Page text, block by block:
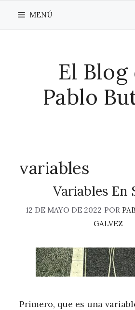
contenido
MENÚ
El Blog
Pablo
variables
Variables En
12 DE MAYO DE 2022 POR
GALVEZ
Primero, que es una